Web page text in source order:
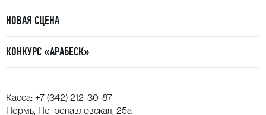
НОВАЯ СЦЕНА
КОНКУРС «АРАБЕСК»
Касса: +7 (342) 212-30-87
Пермь, Петропавловская, 25а